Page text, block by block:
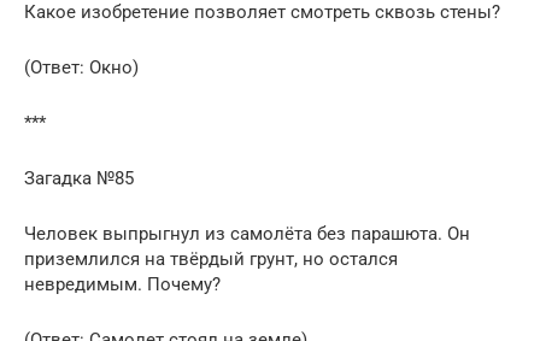
Какое изобретение позволяет смотреть сквозь стены?
(Ответ: Окно)
***
Загадка №85
Человек выпрыгнул из самолёта без парашюта. Он
приземлился на твёрдый грунт, но остался
невредимым. Почему?